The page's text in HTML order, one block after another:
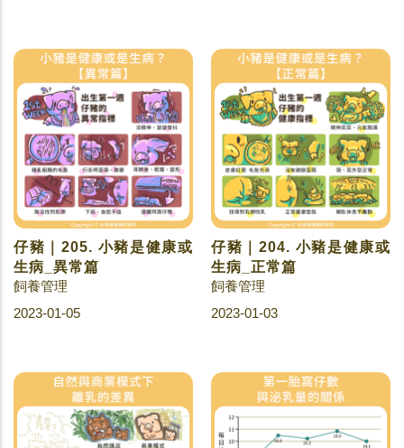
仔豬｜205. 小豬是健康或
生病_異常篇
飼養管理
2023-01-05
仔豬｜204. 小豬是健康或
生病_正常篇
飼養管理
2023-01-03